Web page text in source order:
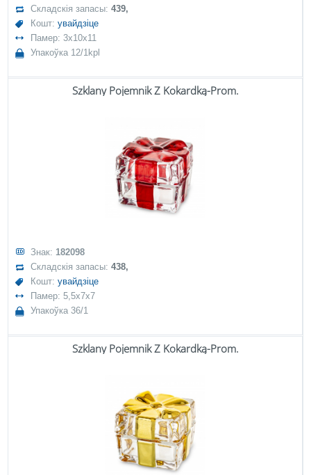
Складскія запасы:439,
Кошт:увайдзіце
Памер: 3x10x11
Упакоўка 12/1kpl
Szklany Pojemnik Z Kokardką-Prom.
Знак: 182098
Складскія запасы:438,
Кошт:увайдзіце
Памер: 5,5x7x7
Упакоўка 36/1
Szklany Pojemnik Z Kokardką-Prom.